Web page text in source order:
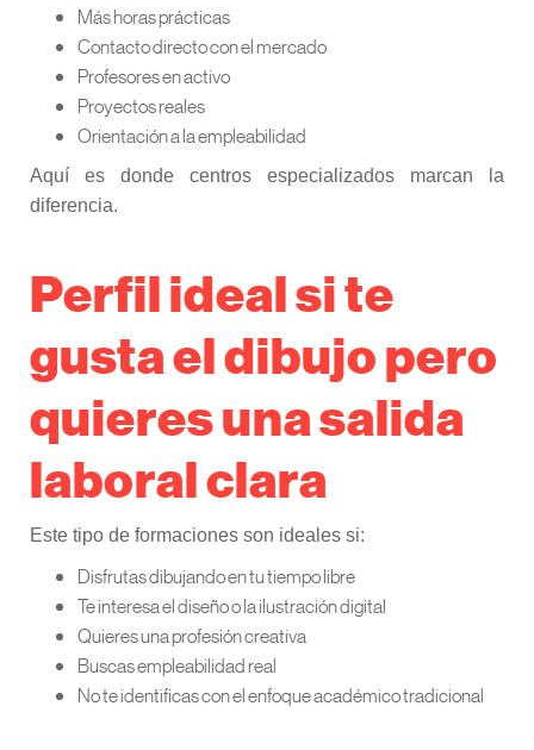
Más horas prácticas
Contacto directo con el mercado
Profesores en activo
Proyectos reales
Orientación a la empleabilidad
Aquí es donde centros especializados marcan la
diferencia.
Perfil ideal si te
gusta el dibujo pero
quieres una salida
laboral clara
Este tipo de formaciones son ideales si:
Disfrutas dibujando en tu tiempo libre
Te interesa el diseño o la ilustración digital
Quieres una profesión creativa
Buscas empleabilidad real
No te identificas con el enfoque académico tradicional